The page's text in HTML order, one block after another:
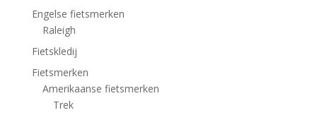
Engelse fietsmerken
Raleigh
Fietskledij
Fietsmerken
Amerikaanse fietsmerken
Trek